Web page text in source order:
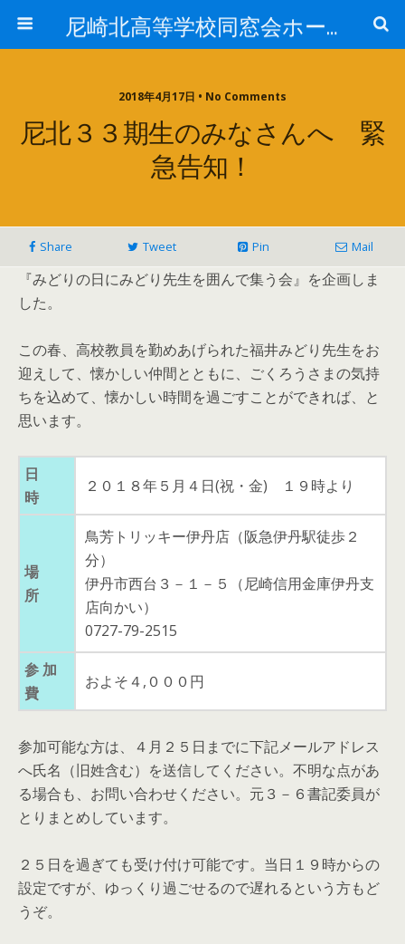
尼崎北高等学校同窓会ホームページ
2018年4月17日 • No Comments
尼北３３期生のみなさんへ 緊
急告知！
Share Tweet Pin Mail
『みどりの日にみどり先生を囲んで集う会』を企画しま
した。
この春、高校教員を勤めあげられた福井みどり先生をお
迎えして、懐かしい仲間とともに、ごくろうさまの気持
ちを込めて、懐かしい時間を過ごすことができれば、と
思います。
日
時
２０１８年５月４日(祝・金) １９時より
場
所
鳥芳トリッキー伊丹店（阪急伊丹駅徒歩２
分）
伊丹市西台３－１－５（尼崎信用金庫伊丹支
店向かい）
0727-79-2515
参 加
費
およそ４,０００円
参加可能な方は、４月２５日までに下記メールアドレス
へ氏名（旧姓含む）を送信してください。不明な点があ
る場合も、お問い合わせください。元３－６書記委員が
とりまとめしています。
２５日を過ぎても受け付け可能です。当日１９時からの
設定ですが、ゆっくり過ごせるので遅れるという方もど
うぞ。